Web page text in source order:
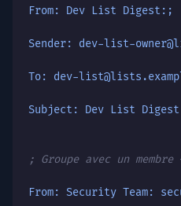
From: Dev List Digest:;
Sender: dev-list-
To: dev-
Subject: Dev List
; Groupe avec un
From: Security Team: